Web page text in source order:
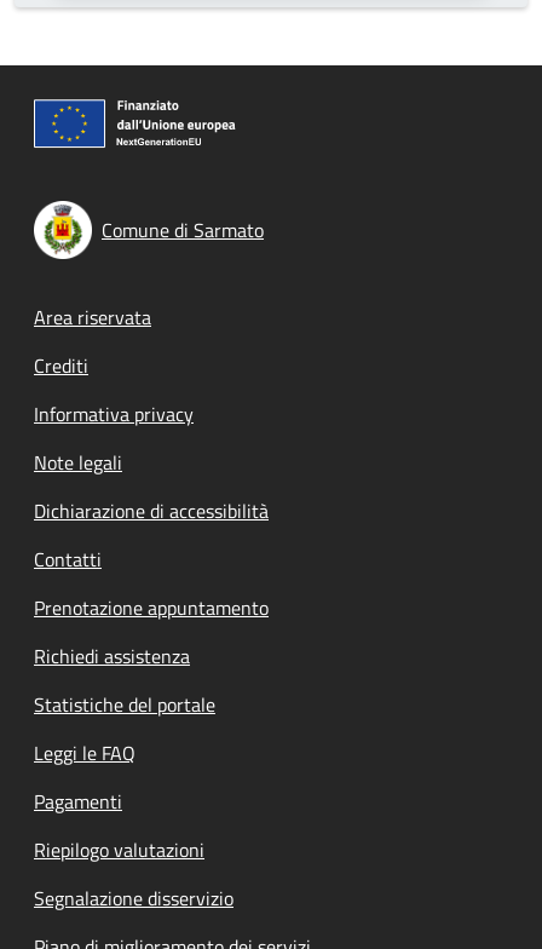
Comune di Sarmato
Footer menu
Area riservata
Crediti
Informativa privacy
Note legali
Dichiarazione di accessibilità
Contatti
Prenotazione appuntamento
Richiedi assistenza
Statistiche del portale
Leggi le FAQ
Pagamenti
Riepilogo valutazioni
Segnalazione disservizio